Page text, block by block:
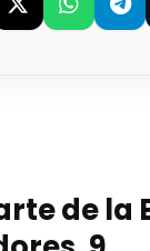
de la